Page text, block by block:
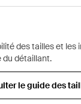
des tailles et les
du détaillant.
le guide des